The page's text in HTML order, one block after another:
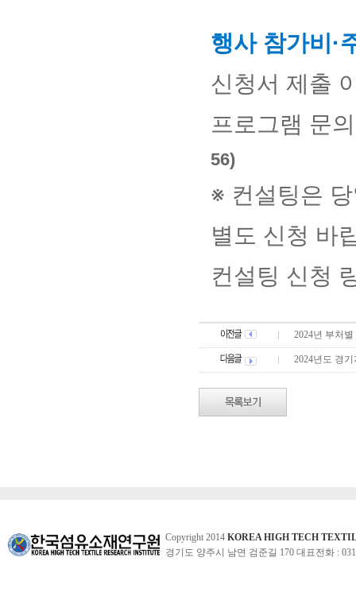
행사 참가비 ·
신청서 제출
프로그램 문
56)
※ 컨설팅은
별도 신청 바
컨설팅 신청
2024년 부처
2024년도 경
Copyright 2014 KOREA HIGH TECH
경기도 양주시 남면 검준길 170 대표전화 :